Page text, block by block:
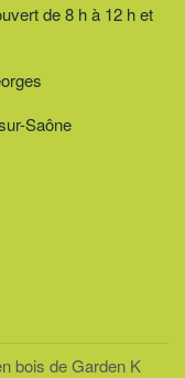
de 8 h à 12 h et
Saône
bois de Garden K